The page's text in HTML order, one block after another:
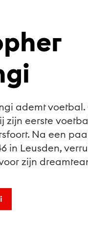
ademt
zijn eerste
Na een
in Leusden,
zijn